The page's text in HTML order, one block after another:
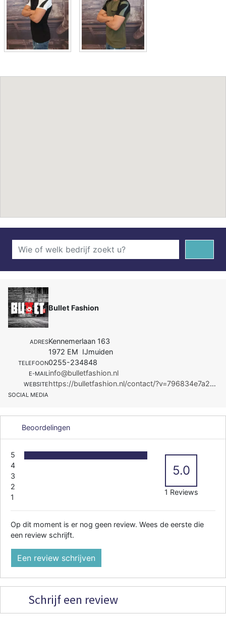
Bullet Fashion
ADRESKennemerlaan 163
1972 EM IJmuiden
TELEFOON0255-234848
E-MAILinfo@bulletfashion.nl
WEBSITE https://bulletfashion.nl/contact/?v=796834e7a283
SOCIAL MEDIA
Beoordelingen
5
4
3
2
1
5.0
1 Reviews
Op dit moment is er nog geen review. Wees de eerste die
een review schrijft.
Een review schrijven
Schrijf een review